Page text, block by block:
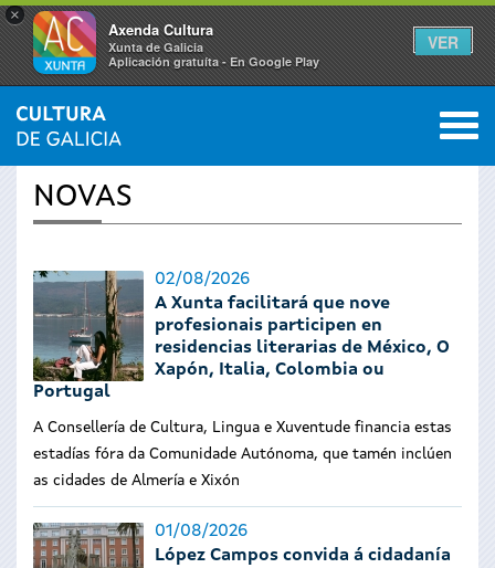
×
Axenda Cultura
Xunta de Galicia
Aplicación gratuíta - En Google Play
VER
Vostede
está
aquí
INICIO › ACTUALIDADE 0
NOVAS
02/08/2026
A Xunta facilitará que nove
profesionais participen en
residencias literarias de México, O
Xapón, Italia, Colombia ou
Portugal
A Consellería de Cultura, Lingua e Xuventude financia estas
estadías fóra da Comunidade Autónoma, que tamén inclúen
as cidades de Almería e Xixón
01/08/2026
López Campos convida á cidadanía